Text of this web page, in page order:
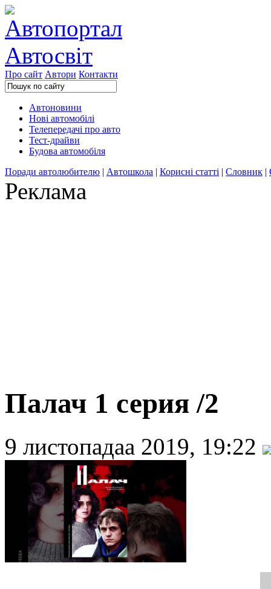
Про сайт Автори Контакти
Автоновини
Нові автомобілі
Телепередачі про авто
Тест-драйви
Будова автомобіля
Поради автолюбителю | Автошкола | Корисні статті | Словник |
Реклама
Палач 1 серия /2
9 листопадаа 2019, 19:22